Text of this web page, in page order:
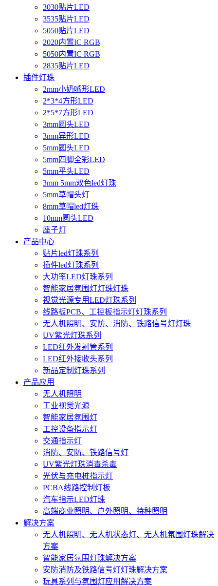
3030贴片LED
3535贴片LED
5050贴片LED
2020内置IC RGB
5050内置IC RGB
2835贴片LED
插件灯珠
2mm小奶嘴形LED
2*3*4方形LED
2*5*7方形LED
3mm圆头LED
3mm异形LED
5mm圆头LED
5mm四脚全彩LED
5mm平头LED
3mm 5mm双色led灯珠
5mm草帽头灯
8mm草帽led灯珠
10mm圆头LED
座子灯
产品中心
贴片led灯珠系列
插件led灯珠系列
大功率LED灯珠系列
智能家居氛围灯灯珠灯珠
视觉光源专用LED灯珠系列
线路板PCB、工控板指示灯灯珠系列
无人机照明、安防、消防、铁路信号灯灯珠
UV紫光灯珠系列
LED红外发射管系列
LED红外接收头系列
新品定制灯珠系列
产品应用
无人机照明
工业视觉光源
智能家居氛围灯
工控设备指示灯
交通指示灯
消防、安防、铁路信号灯
UV紫光灯珠消毒杀毒
光伏与充电桩指示灯
PCBA线路控制灯板
汽车指示LED灯珠
高端商业照明、户外照明、特种照明
解决方案
无人机照明、无人机状态灯、无人机氛围灯珠解决
方案
智能家居氛围灯珠解决方案
安防消防及铁路信号灯灯珠解决方案
玩具系列与氛围灯应用解决方案